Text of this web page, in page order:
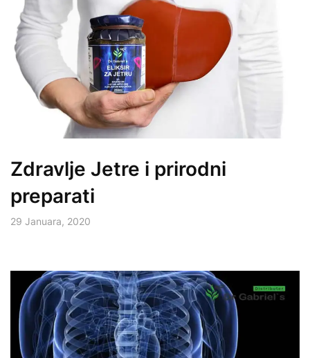
Zdravlje Jetre i prirodni
preparati
29 Januara, 2020